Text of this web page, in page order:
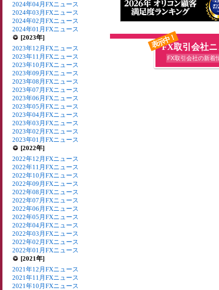
2024年04月FXニュース
2024年03月FXニュース
2024年02月FXニュース
2024年01月FXニュース
[2023年]
2023年12月FXニュース
2023年11月FXニュース
2023年10月FXニュース
2023年09月FXニュース
2023年08月FXニュース
2023年07月FXニュース
2023年06月FXニュース
2023年05月FXニュース
2023年04月FXニュース
2023年03月FXニュース
2023年02月FXニュース
2023年01月FXニュース
[2022年]
2022年12月FXニュース
2022年11月FXニュース
2022年10月FXニュース
2022年09月FXニュース
2022年08月FXニュース
2022年07月FXニュース
2022年06月FXニュース
2022年05月FXニュース
2022年04月FXニュース
2022年03月FXニュース
2022年02月FXニュース
2022年01月FXニュース
[2021年]
2021年12月FXニュース
2021年11月FXニュース
2021年10月FXニュース
表示中！
FX取引会社
FX取引会社の新着